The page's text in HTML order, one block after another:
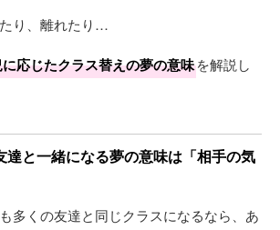
り、離れたり…
応じたクラス替えの夢の意味を解説し
達と一緒になる夢の意味は「相手の気
多くの友達と同じクラスになるなら、あ